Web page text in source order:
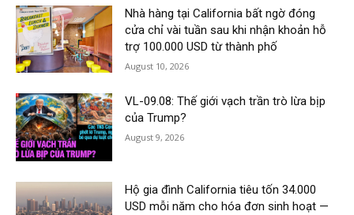
Nhà hàng tại California bất ngờ đóng
cửa chỉ vài tuần sau khi nhận khoản hỗ
trợ 100.000 USD từ thành phố
August 10, 2026
VL-09.08: Thế giới vạch trần trò lừa bịp
của Trump?
August 9, 2026
Hộ gia đình California tiêu tốn 34.000
USD mỗi năm cho hóa đơn sinh hoạt —